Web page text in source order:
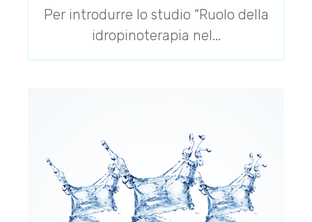
Per introdurre lo studio “Ruolo della
idropinoterapia nel...